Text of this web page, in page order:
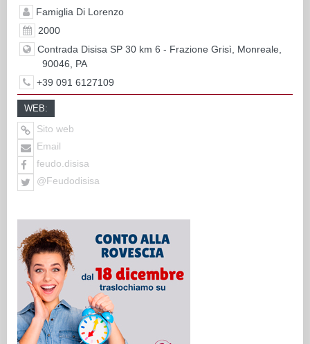
Famiglia Di Lorenzo
2000
Contrada Disisa SP 30 km 6 - Frazione Grisì, Monreale,
90046, PA
+39 091 6127109
WEB:
Sito web
Email
feudo.disisa
@Feudodisisa